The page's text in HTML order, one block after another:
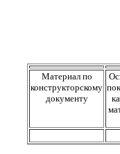
Материал по
конструкторскому
документу